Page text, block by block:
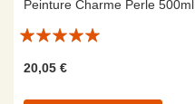
Peinture Charme Perle 500ml
Évaluation:
20,05 €